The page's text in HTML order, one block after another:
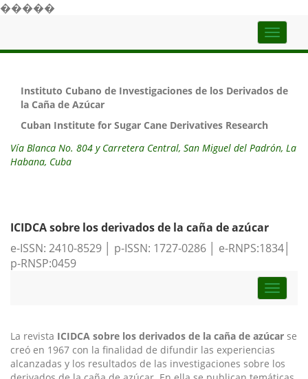
�����
Top
Instituto Cubano de Investigaciones de los Derivados de
la Caña de Azúcar
Cuban Institute for Sugar Cane Derivatives Research
Vía Blanca No. 804 y Carretera Central, San Miguel del Padrón, La
Habana, Cuba
ICIDCA sobre los derivados de la caña de azúcar
e-ISSN: 2410-8529 │ p-ISSN: 1727-0286 │ e-RNPS:1834│
p-RNSP:0459
Toggle
La revista ICIDCA sobre los derivados de la caña de azúcar se
creó en 1967 con la finalidad de difundir las experiencias
alcanzadas y los resultados de las investigaciones sobre los